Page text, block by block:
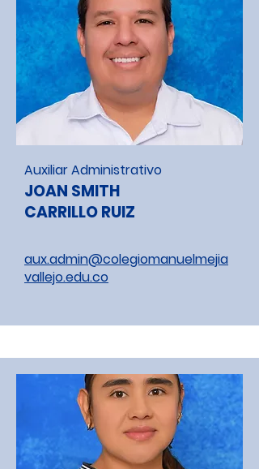
Auxiliar Administrativo
JOAN SMITH
CARRILLO RUIZ
aux.admin@colegiomanuelmejia
vallejo.edu.co